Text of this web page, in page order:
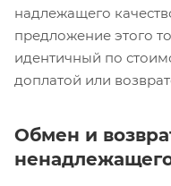
надлежащего
предложение этого
идентичный по
доплатой или
Обмен и